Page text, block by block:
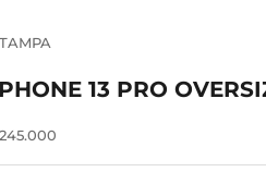
13 PRO
de oferta